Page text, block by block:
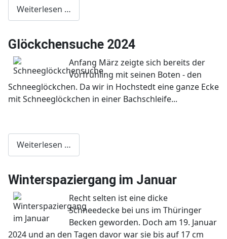
Weiterlesen …
Glöckchensuche 2024
Anfang März zeigte sich bereits der
Vorfrühling mit seinen Boten - den
Schneeglöckchen. Da wir in Hochstedt eine ganze Ecke
mit Schneeglöckchen in einer Bachschleife...
Weiterlesen …
Winterspaziergang im Januar
Recht selten ist eine dicke
Schneedecke bei uns im Thüringer
Becken geworden. Doch am 19. Januar
2024 und an den Tagen davor war sie bis auf 17 cm